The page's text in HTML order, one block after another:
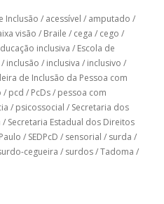
Inclusão / acessível / amputado /
visão / Braile / cega / cego /
inclusiva / Escola de
/ inclusão / inclusiva / inclusivo /
de Inclusão da Pessoa com
/ pcd / PcDs/ pessoa com
/ psicossocial / Secretaria dos
/ Secretaria Estadual dos Direitos
/ SEDPcD / sensorial / surda /
cegueira / surdos/Tadoma /